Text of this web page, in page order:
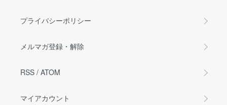
プライバシーポリシー
メルマガ登録・解除
RSS / ATOM
マイアカウント